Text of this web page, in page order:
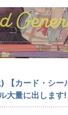
カード・シー
大量に出します!